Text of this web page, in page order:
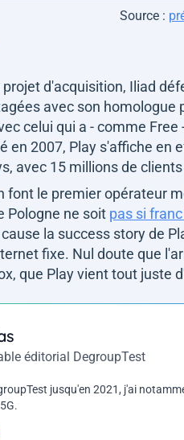
Source :
d'acquisition, Iliad
avec son homologue
celui qui a - comme
en 2007, Play s'affiche
avec 15 millions de
font le premier opérateur
Pologne ne soit pas si
la success storyde
fixe. Nul doute que
que Play vient tout juste
éditorial DegroupTest
jusqu'en 2021, j'ai